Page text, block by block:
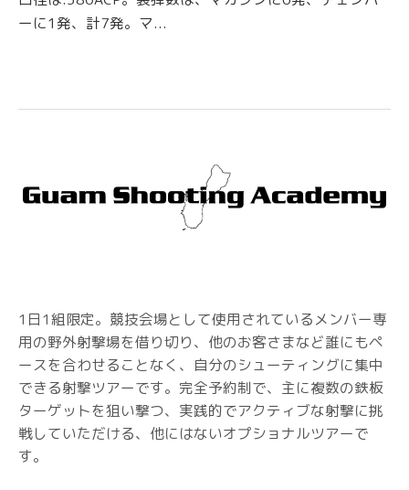
ーに1発、計7発。マ...
1日1組限定。競技会場として使用されているメンバー専
用の野外射撃場を借り切り、他のお客さまなど誰にもペ
ースを合わせることなく、自分のシューティングに集中
できる射撃ツアーです。完全予約制で、主に複数の鉄板
ターゲットを狙い撃つ、実践的でアクティブな射撃に挑
戦していただける、他にはないオプショナルツアーで
す。